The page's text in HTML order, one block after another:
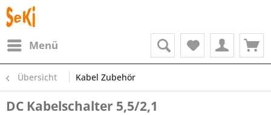
Menü
Übersicht Kabel Zubehör
DC Kabelschalter 5,5/2,1